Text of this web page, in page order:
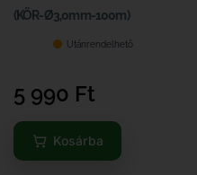
(KÖR-Ø3,0mm-100m)
Utánrendelhető
5 990 Ft
Kosárba